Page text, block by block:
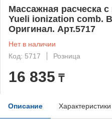
Массажная расческа
Yueli ionization comb.
Оригинал. Арт.5717
Нет в наличии
Код: 5717
Розница
16 835 ₸
Описание Характеристики